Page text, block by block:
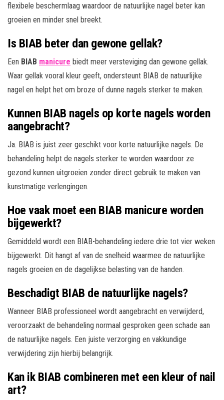
flexibele beschermlaag waardoor de natuurlijke nagel beter kan
groeien en minder snel breekt.
Is BIAB beter dan gewone gellak?
Een BIAB manicure biedt meer versteviging dan gewone gellak.
Waar gellak vooral kleur geeft, ondersteunt BIAB de natuurlijke
nagel en helpt het om broze of dunne nagels sterker te maken.
Kunnen BIAB nagels op korte nagels worden
aangebracht?
Ja. BIAB is juist zeer geschikt voor korte natuurlijke nagels. De
behandeling helpt de nagels sterker te worden waardoor ze
gezond kunnen uitgroeien zonder direct gebruik te maken van
kunstmatige verlengingen.
Hoe vaak moet een BIAB manicure worden
bijgewerkt?
Gemiddeld wordt een BIAB-behandeling iedere drie tot vier weken
bijgewerkt. Dit hangt af van de snelheid waarmee de natuurlijke
nagels groeien en de dagelijkse belasting van de handen.
Beschadigt BIAB de natuurlijke nagels?
Wanneer BIAB professioneel wordt aangebracht en verwijderd,
veroorzaakt de behandeling normaal gesproken geen schade aan
de natuurlijke nagels. Een juiste verzorging en vakkundige
verwijdering zijn hierbij belangrijk.
Kan ik BIAB combineren met een kleur of nail
art?